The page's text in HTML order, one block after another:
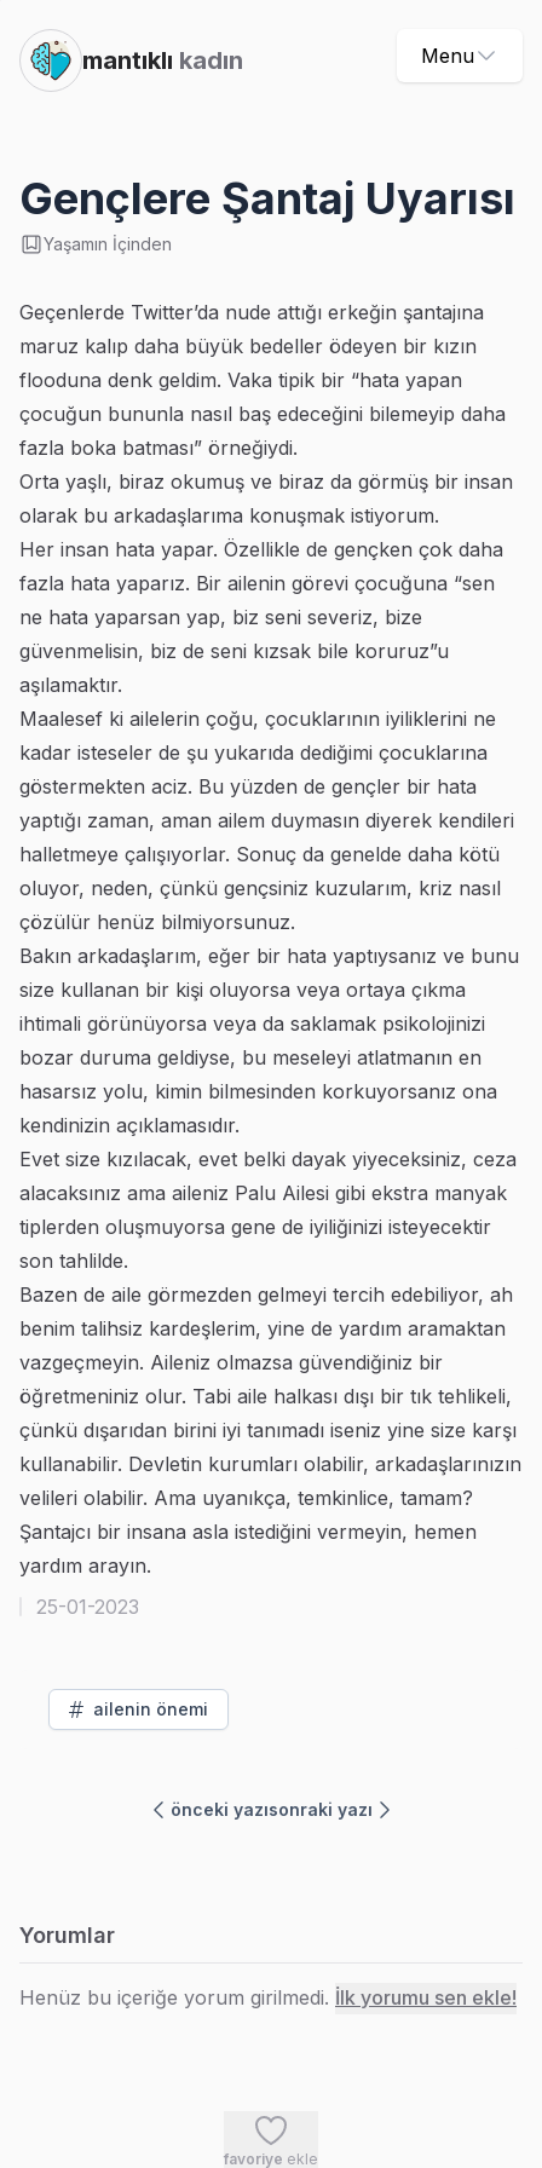
mantıklı kadın Menu
Gençlere Şantaj Uyarısı
Yaşamın İçinden
Geçenlerde Twitter’da nude attığı erkeğin şantajına
maruz kalıp daha büyük bedeller ödeyen bir kızın
flooduna denk geldim. Vaka tipik bir “hata yapan
çocuğun bununla nasıl baş edeceğini bilemeyip daha
fazla boka batması” örneğiydi.
Orta yaşlı, biraz okumuş ve biraz da görmüş bir insan
olarak bu arkadaşlarıma konuşmak istiyorum.
Her insan hata yapar. Özellikle de gençken çok daha
fazla hata yaparız. Bir ailenin görevi çocuğuna “sen
ne hata yaparsan yap, biz seni severiz, bize
güvenmelisin, biz de seni kızsak bile koruruz”u
aşılamaktır.
Maalesef ki ailelerin çoğu, çocuklarının iyiliklerini ne
kadar isteseler de şu yukarıda dediğimi çocuklarına
göstermekten aciz. Bu yüzden de gençler bir hata
yaptığı zaman, aman ailem duymasın diyerek kendileri
halletmeye çalışıyorlar. Sonuç da genelde daha kötü
oluyor, neden, çünkü gençsiniz kuzularım, kriz nasıl
çözülür henüz bilmiyorsunuz.
Bakın arkadaşlarım, eğer bir hata yaptıysanız ve bunu
size kullanan bir kişi oluyorsa veya ortaya çıkma
ihtimali görünüyorsa veya da saklamak psikolojinizi
bozar duruma geldiyse, bu meseleyi atlatmanın en
hasarsız yolu, kimin bilmesinden korkuyorsanız ona
kendinizin açıklamasıdır.
Evet size kızılacak, evet belki dayak yiyeceksiniz, ceza
alacaksınız ama aileniz Palu Ailesi gibi ekstra manyak
tiplerden oluşmuyorsa gene de iyiliğinizi isteyecektir
son tahlilde.
Bazen de aile görmezden gelmeyi tercih edebiliyor, ah
benim talihsiz kardeşlerim, yine de yardım aramaktan
vazgeçmeyin. Aileniz olmazsa güvendiğiniz bir
öğretmeniniz olur. Tabi aile halkası dışı bir tık tehlikeli,
çünkü dışarıdan birini iyi tanımadı iseniz yine size karşı
kullanabilir. Devletin kurumları olabilir, arkadaşlarınızın
velileri olabilir. Ama uyanıkça, temkinlice, tamam?
Şantajcı bir insana asla istediğini vermeyin, hemen
yardım arayın.
25-01-2023
ailenin önemi
önceki yazısonraki yazı
Yorumlar
Henüz bu içeriğe yorum girilmedi. İlk yorumu sen ekle!
favoriye ekle